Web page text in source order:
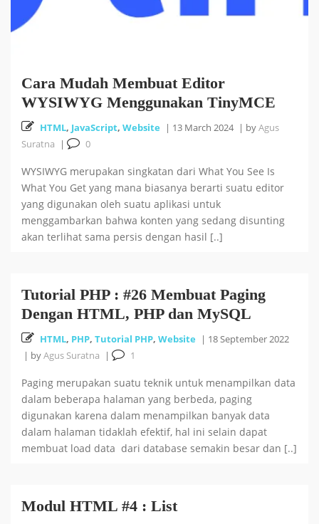
5 October 2025
September 2025
Tutorial Bahasa R : #4 Fungsi dan Kontrol Aliran di R
Cara Mudah Membuat Editor
WYSIWYG Menggunakan TinyMCE
HTML, JavaScript, Website | 13 March 2024 | byAgus
Suratna
| 0
WYSIWYG merupakan singkatan dari What You See Is
What You Get yang mana biasanya berarti suatu editor
yang digunakan oleh suatu aplikasi untuk
menggambarkan bahwa konten yang sedang disunting
akan terlihat sama persis dengan hasil [..]
Tutorial PHP : #26 Membuat Paging
Dengan HTML, PHP dan MySQL
HTML, PHP, Tutorial PHP, Website | 18 September 2022
| byAgus Suratna | 1
Paging merupakan suatu teknik untuk menampilkan data
dalam beberapa halaman yang berbeda, paging
digunakan karena dalam menampilkan banyak data
dalam halaman tidaklah efektif, hal ini selain dapat
membuat load data dari database semakin besar dan [..]
Modul HTML #4 : List